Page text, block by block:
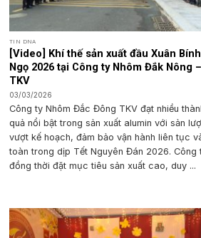
TIN DNA
[Video] Khí thế sản xuất đầu Xuân Bính
Ngọ 2026 tại Công ty Nhôm Đắk Nông –
TKV
03/03/2026
Công ty Nhôm Đắc Đông TKV đạt nhiều
quả nổi bật trong sản xuất alumin với sản
vượt kế hoạch, đảm bảo vận hành liên tục
toàn trong dịp Tết Nguyên Đán 2026. Công
đồng thời đặt mục tiêu sản xuất cao, duy ...